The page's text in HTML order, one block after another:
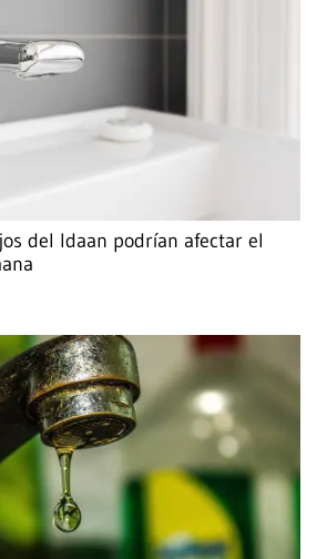
del Idaan podrían afectar el